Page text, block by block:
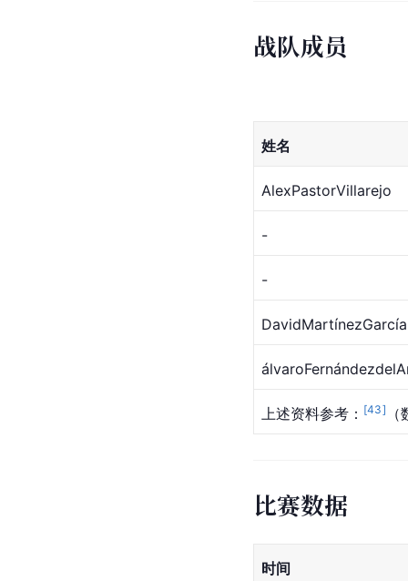
战队成员
姓名
AlexPastorVillarejo
-
-
DavidMartínezGarcía
上述资料参考： [43]
比赛数据
时间